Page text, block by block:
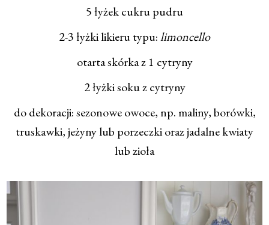
5 łyżek cukru pudru
2-3 łyżki likieru typu:limoncello
otarta skórka z 1 cytryny
2 łyżki soku z cytryny
do dekoracji: sezonowe owoce, np. maliny, borówki,
truskawki, jeżyny lub porzeczki oraz jadalne kwiaty
lub zioła